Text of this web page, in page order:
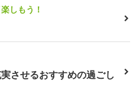
しもう！
させるおすすめの過ごし